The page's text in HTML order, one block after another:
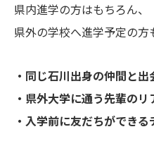
県内進学の方はもちろん、
県外の学校へ進学予定の方
・同じ石川出身の仲間と出
・県外大学に通う先輩の
・入学前に友だちができる